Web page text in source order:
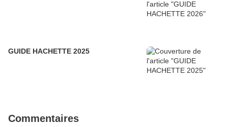
GUIDE HACHETTE 2025
Commentaires